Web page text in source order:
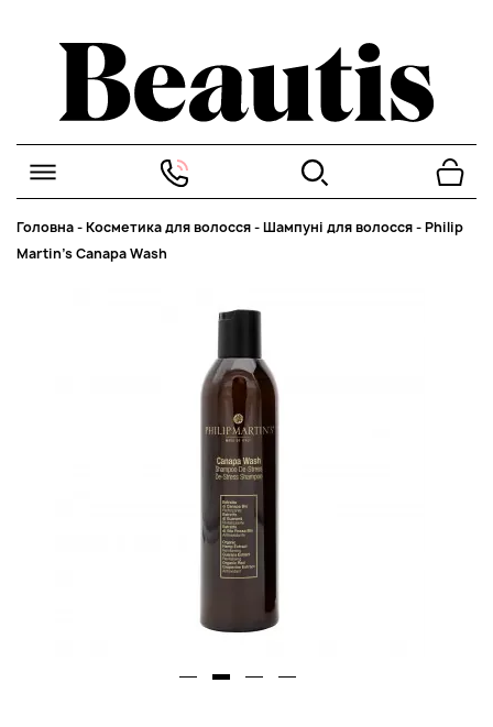
Головна-Косметика для волосся-Шампуні для волосся-Philip
Martin’s Canapa Wash